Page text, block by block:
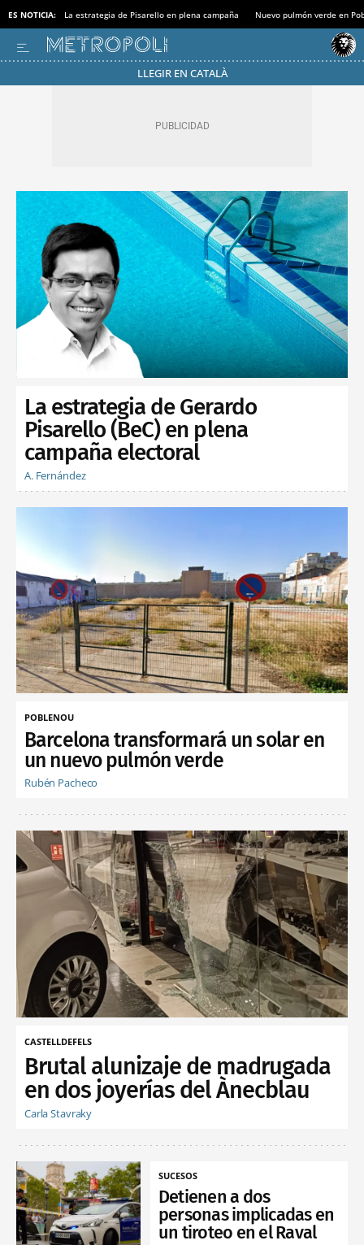
ES NOTICIA: La estrategia de Pisarello en plena campaña Nuevo pulmón verde en
LLEGIR EN CATALÀ
La estrategia de Gerardo
Pisarello (BeC) en plena
campaña electoral
A. Fernández
POBLENOU
Barcelona transformará un solar en
un nuevo pulmón verde
Rubén Pacheco
CASTELLDEFELS
Brutal alunizaje de madrugada
en dos joyerías del Ànecblau
Carla Stavraky
SUCESOS
Detienen a dos
personas implicadas en
un tiroteo en el Raval